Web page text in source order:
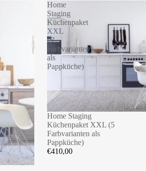
Home
Staging
Küchenpaket
XXL
(5
Farbvarianten
als
Pappküche)
Home Staging
Küchenpaket XXL (5
Farbvarianten als
Pappküche)
€410,00